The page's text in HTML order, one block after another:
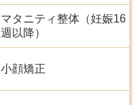
マタニティ整体（妊娠16
週以降）
小顔矯正